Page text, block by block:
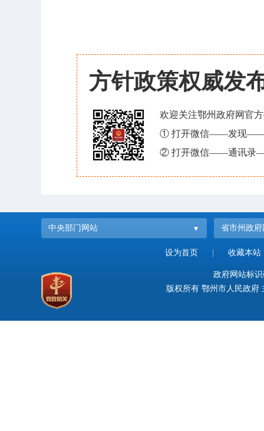
方针政策权威发
欢迎关注鄂州政府网官
① 打开微信——发现——
② 打开微信——通讯录
中央部门网站 省市州政府
设为首页 收藏本站
政府网站标
版权所有 鄂州市人民政府